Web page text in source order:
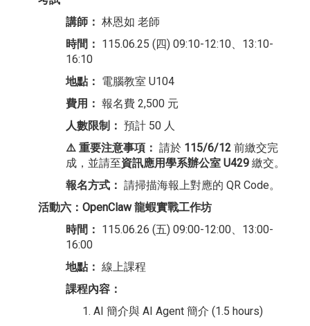
講師： 林恩如 老師
時間： 115.06.25 (四) 09:10-12:10、13:10-
16:10
地點： 電腦教室 U104
費用： 報名費 2,500 元
人數限制： 預計 50 人
⚠️ 重要注意事項： 請於 115/6/12 前繳交完
成，並請至資訊應用學系辦公室 U429 繳交。
報名方式： 請掃描海報上對應的 QR Code。
活動六：OpenClaw 龍蝦實戰工作坊
時間： 115.06.26 (五) 09:00-12:00、13:00-
16:00
地點： 線上課程
課程內容：
AI 簡介與 AI Agent 簡介 (1.5 hours)